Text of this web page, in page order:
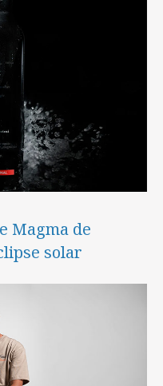
Magma de
solar